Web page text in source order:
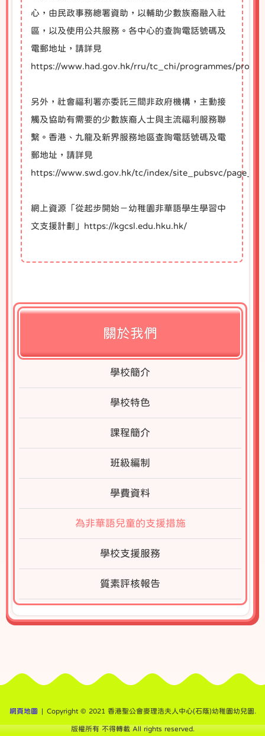
心，由民政事務總署資助，以輔助少數族裔融入社
區，以及使用公共服務。各中心的查詢電話號碼及
電郵地址，請詳見
https://www.had.gov.hk/rru/tc_chi/programmes/
另外，社會福利署亦委託三間非政府機構，主動接
觸及協助有需要的少數族裔人士與主流福利服務聯
繫。香港、九龍及新界服務地區查詢電話號碼及電
郵地址，請詳見
https://www.swd.gov.hk/tc/index/site_pubsvc/
網上資源「從起步開始－幼稚園非華語學生學習中
文支援計劃」 https://kgcsl.edu.hku.hk/
關於我們
學校簡介
學校特色
課程簡介
班級編制
學費資料
為非華語兒童的支援措施
學校支援服務
質素評核報告
網頁地圖 | Copyright © 2021 香港聖公會麥理浩夫人中心(石蔭)幼稚園幼兒園.
版權所有 不得轉載 All rights reserved.